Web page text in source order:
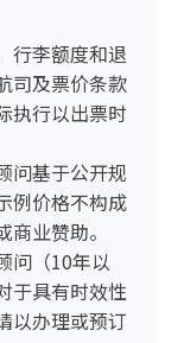
行李额度和退
司及票价条款
执行以出票时
问基于公开规
例价格不构成
业赞助。
问（10年以
于具有时效性
以办理或预订